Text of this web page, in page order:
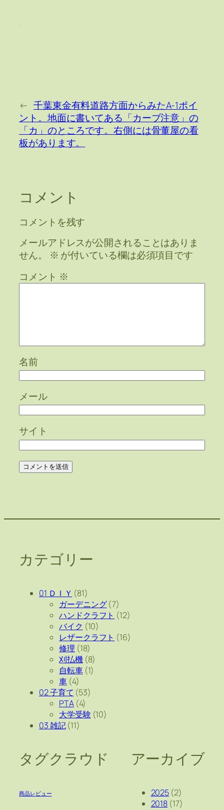
← 千葉東金有料道路方面からみたA-1ポイ
ント。地面に書いてある「カーブ注意」の
「カ」のところです。右側には骨董屋の看
板があります。
コメント
コメントを残す
メールアドレスが公開されることはありま
せん。
※ が付いている欄は必須項目です
コメント ※
名前
メール
サイト
カテゴリー
01 ＤＩＹ (81)
ガーデニング(7)
ハンドクラフト (12)
バイク (10)
レザークラフト (16)
修理 (18)
刈払機(8)
自転車(1)
車(4)
02 子育て (53)
PTA(4)
大学受験 (10)
03 雑記(11)
タグクラウド
商品レビュー
アーカイブ
2025 (2)
2018 (17)